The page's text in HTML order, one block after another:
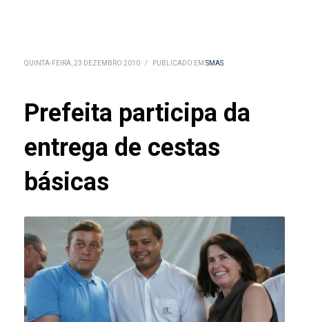
QUINTA-FEIRA, 23 DEZEMBRO 2010 / PUBLICADO EM SMAS
Prefeita participa da
entrega de cestas
básicas